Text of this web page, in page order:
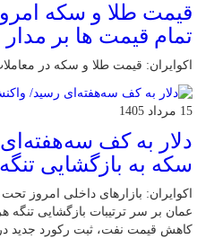
تمام قیمت ها بر
اکوایران: قیمت طلا و سکه در
15 مرداد 1405
دلار به کف
سکه به بازگشایی
اکوایران: بازارهای داخلی امروز تحت
عمان بر سر ترتیبات بازگشایی تنگه
کاهش قیمت نفت، ثبت رکورد جدید